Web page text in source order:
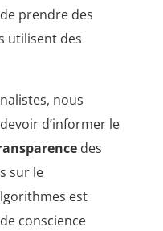
prendre des
utilisent des
nous
d’informer le
des
sur le
est
conscience